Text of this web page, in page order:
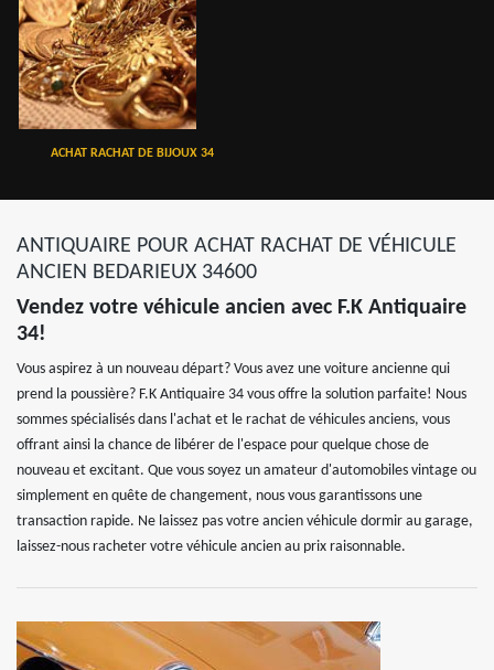
ACHAT RACHAT DE BIJOUX 34
ANTIQUAIRE POUR ACHAT RACHAT DE VÉHICULE
ANCIEN BEDARIEUX 34600
Vendez votre véhicule ancien avec F.K Antiquaire
34!
Vous aspirez à un nouveau départ? Vous avez une voiture ancienne qui
prend la poussière? F.K Antiquaire 34 vous offre la solution parfaite! Nous
sommes spécialisés dans l'achat et le rachat de véhicules anciens, vous
offrant ainsi la chance de libérer de l'espace pour quelque chose de
nouveau et excitant. Que vous soyez un amateur d'automobiles vintage ou
simplement en quête de changement, nous vous garantissons une
transaction rapide. Ne laissez pas votre ancien véhicule dormir au garage,
laissez-nous racheter votre véhicule ancien au prix raisonnable.